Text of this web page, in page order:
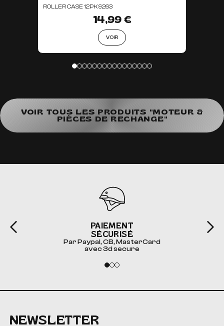
ROLLER CASE 12PK 9263
14,99 €
VOIR
VOIR TOUS LES PRODUITS "MOTEUR &
PIÈCES DE RECHANGE"
PAIEMENT
SÉCURISÉ
Par Paypal, CB, MasterCard
avec 3d secure
NEWSLETTER